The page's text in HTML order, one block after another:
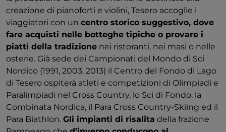
creazione di pianoforti e violini, Tesero accoglie i
viaggiatori con un centro storico suggestivo, dove
fare acquisti nelle botteghe tipiche o provare i
piatti della tradizione nei ristoranti, nei masi o nelle
osterie. Già sede dei Campionati del Mondo di Sci
Nordico (1991, 2003, 2013) il Centro del Fondo di Lago
di Tesero ospiterà atleti e competizioni di Olimpiadi e
Paralimpiadi nel Cross Country, lo Sci di Fondo, la
Combinata Nordica, il Para Cross Country-Skiing ed il
Para Biathlon. Gli impianti di risalita della frazione